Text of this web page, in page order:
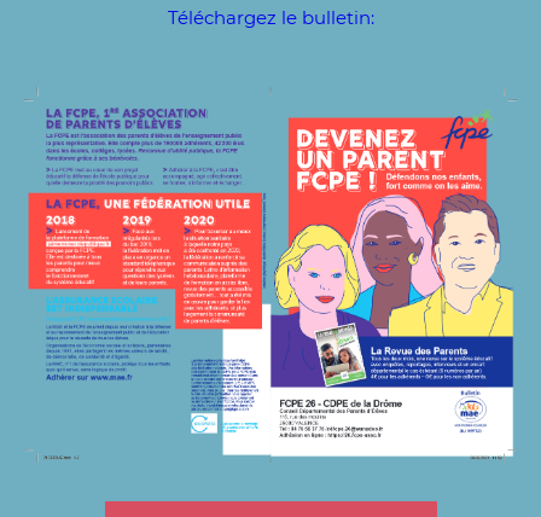
Téléchargez le bulletin: